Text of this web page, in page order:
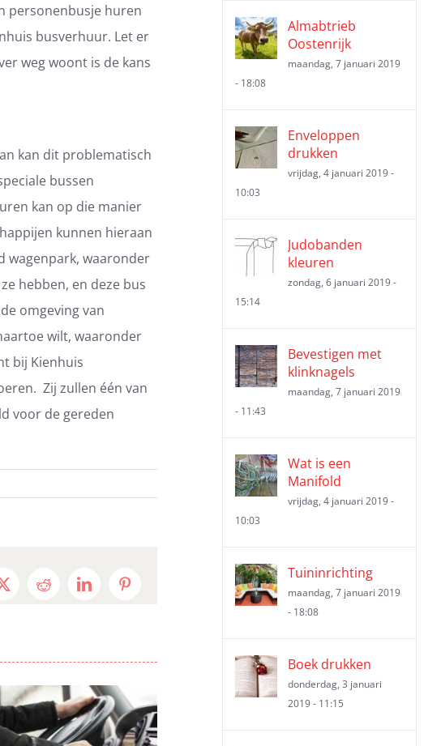
personenbusje huren
busverhuur. Let er
weg woont is de kans
kan dit problematisch
bussen
kan op die manier
kunnen hieraan
wagenpark, waaronder
hebben, en deze bus
omgeving van
wilt, waaronder
bij Kienhuis
Zij zullen één van
voor de gereden
X Reddit LinkedInPinterest
Almabtrieb
Oostenrijk
maandag, 7 januari 2019
- 18:08
Enveloppen
drukken
vrijdag, 4 januari 2019 -
10:03
Judobanden
kleuren
zondag, 6 januari 2019 -
15:14
Bevestigen met
klinknagels
maandag, 7 januari 2019
- 11:43
Wat is een
Manifold
vrijdag, 4 januari 2019 -
10:03
Tuininrichting
maandag, 7 januari 2019
- 18:08
Boek drukken
donderdag, 3 januari
2019 - 11:15